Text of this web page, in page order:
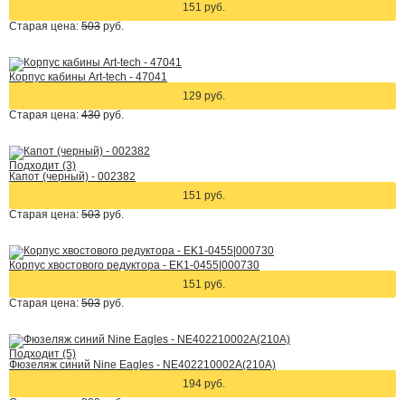
151 руб.
Старая цена: 503 руб.
Корпус кабины Art-tech - 47041
129 руб.
Старая цена: 430 руб.
Подходит (3)
Капот (черный) - 002382
151 руб.
Старая цена: 503 руб.
Корпус хвостового редуктора - EK1-0455|000730
151 руб.
Старая цена: 503 руб.
Подходит (5)
Фюзеляж синий Nine Eagles - NE402210002A(210A)
194 руб.